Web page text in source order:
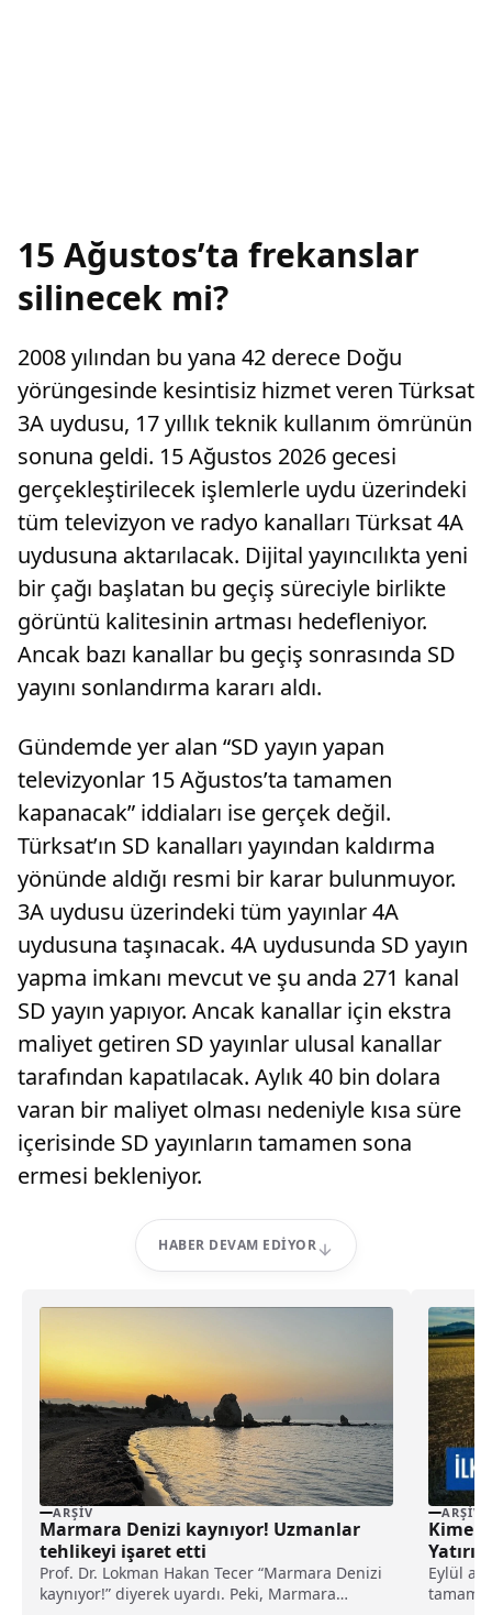
15 Ağustos’ta frekanslar
silinecek mi?
2008 yılından bu yana 42 derece Doğu
yörüngesinde kesintisiz hizmet veren Türksat
3A uydusu, 17 yıllık teknik kullanım ömrünün
sonuna geldi. 15 Ağustos 2026 gecesi
gerçekleştirilecek işlemlerle uydu üzerindeki
tüm televizyon ve radyo kanalları Türksat 4A
uydusuna aktarılacak. Dijital yayıncılıkta yeni
bir çağı başlatan bu geçiş süreciyle birlikte
görüntü kalitesinin artması hedefleniyor.
Ancak bazı kanallar bu geçiş sonrasında SD
yayını sonlandırma kararı aldı.
Gündemde yer alan “SD yayın yapan
televizyonlar 15 Ağustos’ta tamamen
kapanacak” iddiaları ise gerçek değil.
Türksat’ın SD kanalları yayından kaldırma
yönünde aldığı resmi bir karar bulunmuyor.
3A uydusu üzerindeki tüm yayınlar 4A
uydusuna taşınacak. 4A uydusunda SD yayın
yapma imkanı mevcut ve şu anda 271 kanal
SD yayın yapıyor. Ancak kanallar için ekstra
maliyet getiren SD yayınlar ulusal kanallar
tarafından kapatılacak. Aylık 40 bin dolara
varan bir maliyet olması nedeniyle kısa süre
içerisinde SD yayınların tamamen sona
ermesi bekleniyor.
HABER DEVAM EDIYOR
ARŞIV
Marmara Denizi kaynıyor! Uzmanlar
tehlikeyi işaret etti
Prof. Dr. Lokman Hakan Tecer “Marmara Denizi
kaynıyor!” diyerek uyardı. Peki, Marmara
ARŞIV
Kime
Eylül